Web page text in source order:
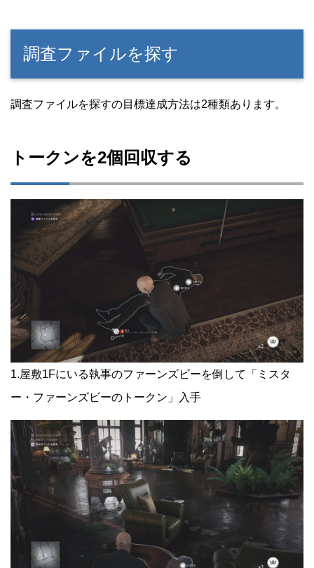
調査ファイルを探す
調査ファイルを探すの目標達成方法は2種類あります。
トークンを2個回収する
1.屋敷1Fにいる執事のファーンズビーを倒して「ミスタ
ー・ファーンズビーのトークン」入手